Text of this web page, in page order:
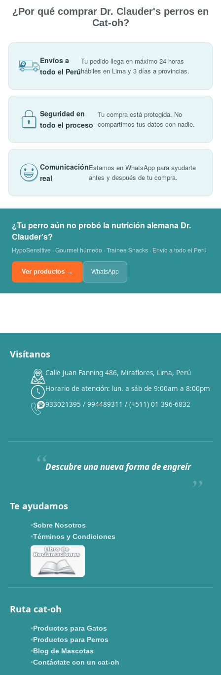
¿Por qué comprar Dr. Clauder's perros en
Cat-oh?
Envíos a
todo el Perú
Tu pedido llega en máximo 24 horas
hábiles en Lima y 3 días a provincias.
Seguridad en
todo el proceso
Tu compra está protegida. No
compartimos tus datos con nadie.
Comunicación
real
Estamos en WhatsApp para ayudarte
antes y después de tu compra.
¿Tu perro aún no probó la nutrición alemana Dr.
Clauder's?
HypoSensitive · Gourmet húmedo · Trainee Snacks · Envío a todo el Perú
Ver productos → WhatsApp
DÍAS HORAS MIN SEG
✕
Siempre fuimosraros.
Ver todas las promos 🐾
Visítanos
Calle Juan Fanning 486, Miraflores, Lima, Perú
Horario de atención: lun. a sáb de 9:00am a 8:00pm
933021395 / 994489311 / (+511) 01 396-6832
Descubre una nueva forma de engreír
Te ayudamos
Sobre Nosotros
Términos y Condiciones
Ruta cat-oh
Productos para Gatos
Productos para Perros
Blog de Mascotas
Contáctate con un cat-oh